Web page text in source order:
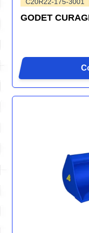
C20R22-175-3001
GODET